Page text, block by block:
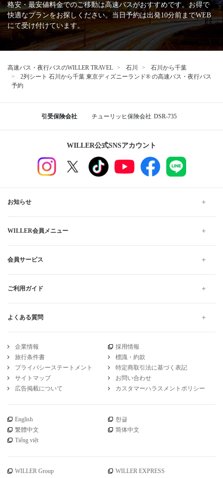
格安・最安値料金でのご移動は高速バスがおすすめです。お得で
快適なプランをお探しください。当日予約は出発10分前までWEB
にて受け付けています。
高速バス・夜行バスのWILLER TRAVEL 石川
石川から千葉
2列シート 石川から千葉 東京ディズニーランド® の高速バス・夜行バス
予約
引受保険会社 チューリッヒ保険会社 DSR-735
WILLER公式SNSアカウント
お知らせ
WILLER会員メニュー
会員サービス
ご利用ガイド
よくある質問
企業情報
採用情報
旅行条件書
標識・約款
プライバシーステートメント
特定商取引法に基づく表記
サイトマップ
お問い合わせ
広告掲載について
カスタマーハラスメントポリシー
English
한글
繁體中文
简体中文
Tiếng việt
WILLER Group
WILLER EXPRESS